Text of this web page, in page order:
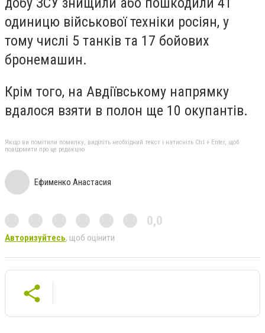
одиницю військової техніки росіян, у
тому числі 5 танків та 17 бойових
бронемашин.
Крім того, на Авдіївському напрямку
вдалося взяти в полон ще 10 окупантів.
Якщо ви помітили помилку, виділіть необхідний текст і натисніть Ctrl + Enter, щоб
повідомити про це редакцію
Ефименко Анастасия
0,0
Авторизуйтесь, щоб оцінити